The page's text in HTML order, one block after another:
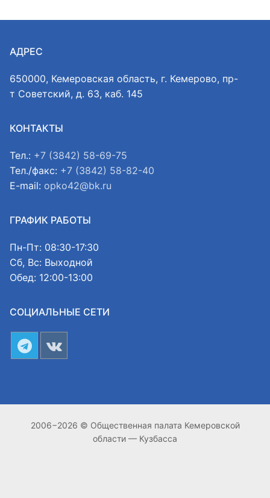
АДРЕС
650000, Кемеровская область, г. Кемерово, пр-
т Советский, д. 63, каб. 145
КОНТАКТЫ
Тел.: +7 (3842) 58-69-75
Тел./факс: +7 (3842) 58-82-40
E-mail: opko42@bk.ru
ГРАФИК РАБОТЫ
Пн-Пт: 08:30-17:30
Сб, Вс: Выходной
Обед: 12:00-13:00
СОЦИАЛЬНЫЕ СЕТИ
2006−2026 © Общественная палата Кемеровской
области — Кузбасса